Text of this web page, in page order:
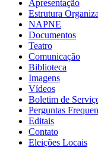
Apresentação
Estrutura
NAPNE
Documentos
Teatro
Comunicação
Biblioteca
Imagens
Vídeos
Boletim de
Perguntas
Editais
Contato
Eleições Locais